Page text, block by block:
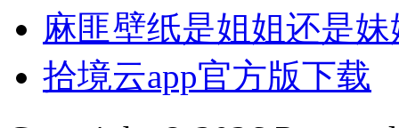
麻匪壁纸是姐姐还是
拾境云app官方版下载